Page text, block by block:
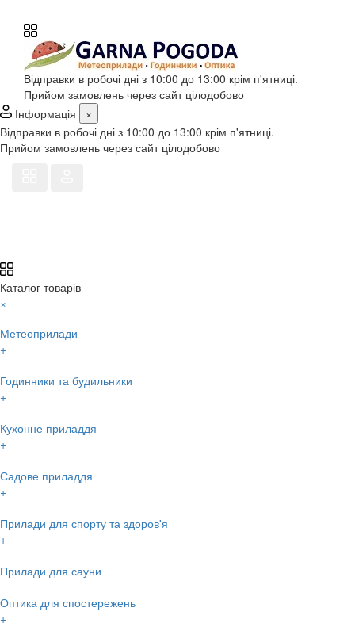
Відправки в робочі дні з 10:00 до 13:00 крім п'ятниці.
Прийом замовлень через сайт цілодобово
Інформація
×
Відправки в робочі дні з 10:00 до 13:00 крім п'ятниці.
Прийом замовлень через сайт цілодобово
Каталог товарів
×
Метеоприлади
+
Годинники та будильники
+
Кухонне приладдя
+
Садове приладдя
+
Прилади для спорту та здоров'я
+
Прилади для сауни
Оптика для спостережень
+